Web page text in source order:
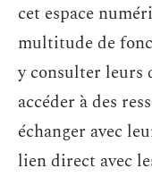
cet espace
multitude de
y consulter leurs
accéder à des
échanger avec
lien direct avec